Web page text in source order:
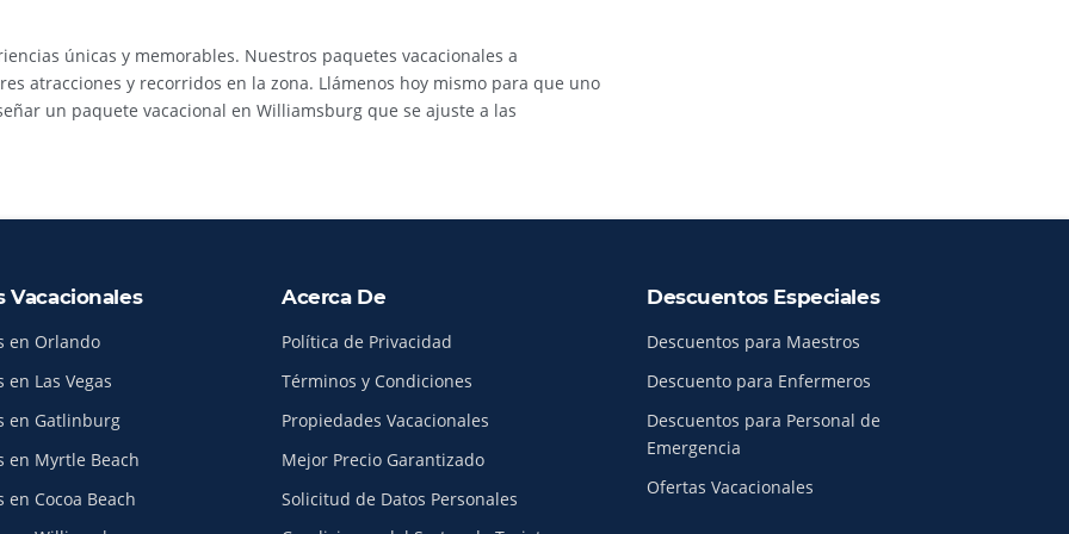
únicas y memorables. Nuestros paquetes vacacionales a
atracciones y recorridos en la zona. Llámenos hoy mismo para que uno
un paquete vacacional en Williamsburg que se ajuste a las
Vacacionales
en Orlando
en Las Vegas
en Gatlinburg
en Myrtle Beach
en Cocoa Beach
Acerca De
Política de Privacidad
Términos y Condiciones
Propiedades Vacacionales
Mejor Precio Garantizado
Solicitud de Datos Personales
Descuentos Especiales
Descuentos para Maestros
Descuento para Enfermeros
Descuentos para Personal de
Emergencia
Ofertas Vacacionales